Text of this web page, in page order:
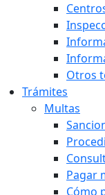
Otros
Trámites
Multas
Pagar
Cómo